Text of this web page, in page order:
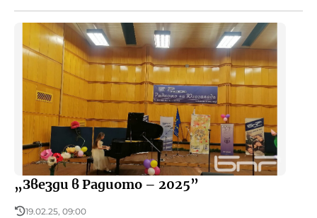
„Звезди в Радиото – 2025”
19.02.25, 09:00